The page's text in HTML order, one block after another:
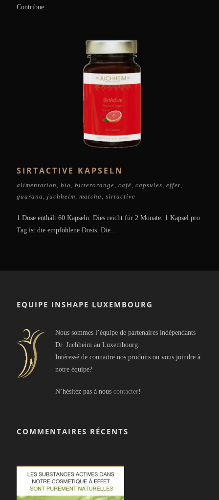
Contribue...
SIRTACTIVE KAPSELN
alimentation bio bitterorange café capsules effet
guarana
juchheim matcha sirtactive
1 Dose enthält 60 Kapseln. Dies reicht für 2 Monate. 1 Kapsel pro
Tag ist die empfohlene Dosis. Die...
EQUIPE INSHAPE LUXEMBOURG
Nous sommes l’équipe de partenaires indépendants
Dr. Juchheim au Luxembourg.
Intéressé de connaïtre nos produits ou vous joindre à
notre équipe?
N’hésitez pas à nous contacter!
COMMENTAIRES RÉCENTS